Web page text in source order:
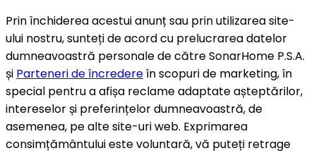
Prin închiderea acestui anunț sau prin utilizarea site-
ului nostru, sunteți de acord cu prelucrarea datelor
dumneavoastră personale de către SonarHome P.S.A.
și Parteneri de încredereîn scopuri de marketing, în
special pentru a afișa reclame adaptate așteptărilor,
intereselor și preferințelor dumneavoastră, de
asemenea, pe alte site-uri web. Exprimarea
consimțământului este voluntară, vă puteți retrage